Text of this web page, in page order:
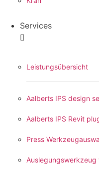
Services
Leistungsübersicht
Aalberts IPS design
Aalberts IPS Revit
Press